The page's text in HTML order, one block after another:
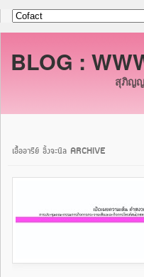
BLOG :
สุภิญ
เอื้ออารีย์ อิ้งจะนิล ARCHIVE